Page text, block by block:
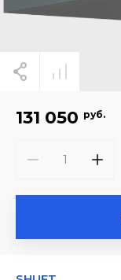
131 050 руб.